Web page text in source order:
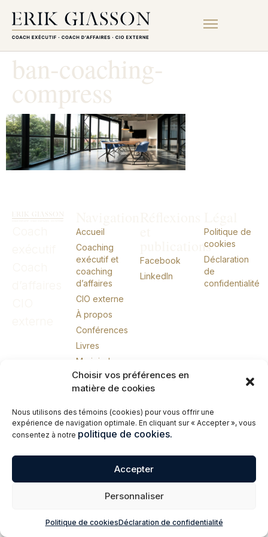
Choisir vos préférences en
matière de cookies
Nous utilisons des témoins (cookies) pour vous offrir une
expérience de navigation optimale. En cliquant sur « Accepter », vous
consentez à notre politique de cookies.
Accepter
Personnaliser
Politique de cookiesDéclaration de confidentialité
ban-coaching-
compress
Accueil
Coaching
exécutif et
coaching
d’affaires
CIO externe
À propos
Conférences
Livres
Me joindre
English
publications
Facebook
LinkedIn
Politique de
cookies
Déclaration
de
confidentialité
© 2026 Erik Giasson – Coach exécutif. Coach d’affaires. CIO externe.
Tous droits réservés.